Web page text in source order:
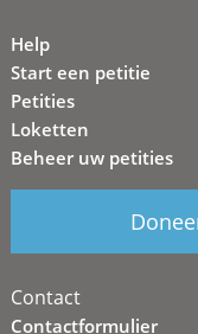
Help
Start een petitie
Petities
Loketten
Beheer uw petities
Contact
Contactformulier